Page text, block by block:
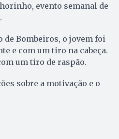
evento semanal de
de Bombeiros, o jovem foi
e com um tiro na cabeça.
um tiro de raspão.
sobre a motivação e o